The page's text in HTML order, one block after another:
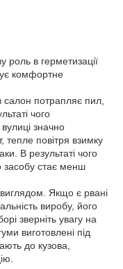
роль в герметизації
комфортне
салон потрапляє пил,
чого
значно
тепле повітря взимку
В результаті чого
засобу стає менш
Якщо є рвані
виробу, його
зверніть увагу на
виготовлені під
до кузова,